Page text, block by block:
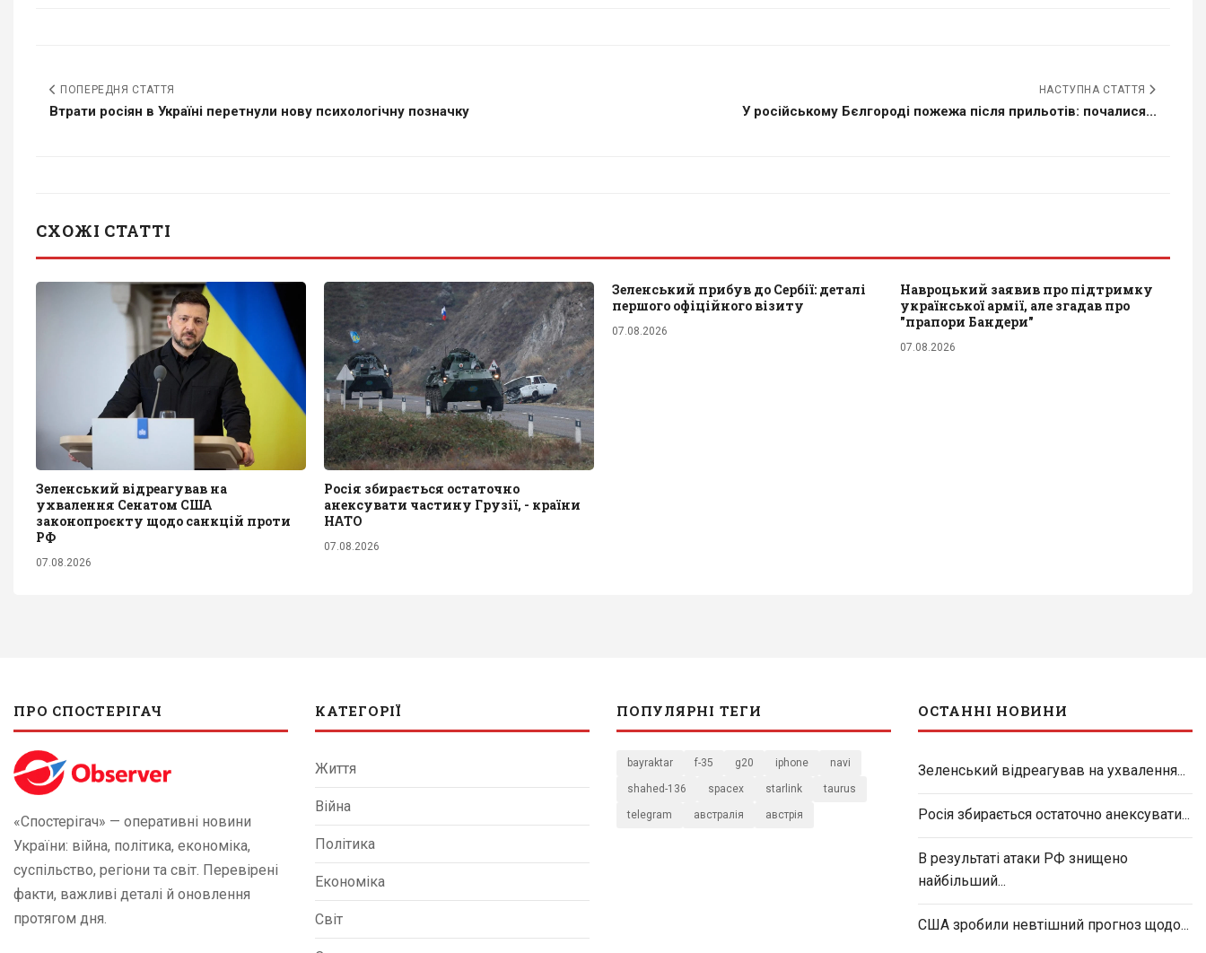
ПОПЕРЕДНЯ СТАТТЯ
Втрати росіян в Україні перетнули нову психологічну позначку
НАСТУПНА СТАТТЯ
У російському Бєлгороді пожежа після прильотів: почалися...
СХОЖІ СТАТТІ
Зеленський відреагував на
ухвалення Сенатом США
законопроєкту щодо санкцій проти
РФ
07.08.2026
Росія збирається остаточно
анексувати частину Грузії, - країни
НАТО
07.08.2026
Зеленський прибув до Сербії: деталі
першого офіційного візиту
07.08.2026
Навроцький заявив про підтримку
української армії, але згадав про
"прапори Бандери"
07.08.2026
ПРО СПОСТЕРІГАЧ
«Спостерігач» — оперативні новини
України: війна, політика, економіка,
суспільство, регіони та світ. Перевірені
факти, важливі деталі й оновлення
протягом дня.
КАТЕГОРІЇ
Життя
Війна
Політика
Економіка
Світ
ПОПУЛЯРНІ ТЕГИ
bayraktar f-35 g20 iphone navi
shahed-136 spacex starlink taurus
telegram австралія австрія
ОСТАННІ НОВИНИ
Зеленський відреагував на ухвалення...
Росія збирається остаточно анексувати...
В результаті атаки РФ знищено
найбільший...
США зробили невтішний прогноз щодо...